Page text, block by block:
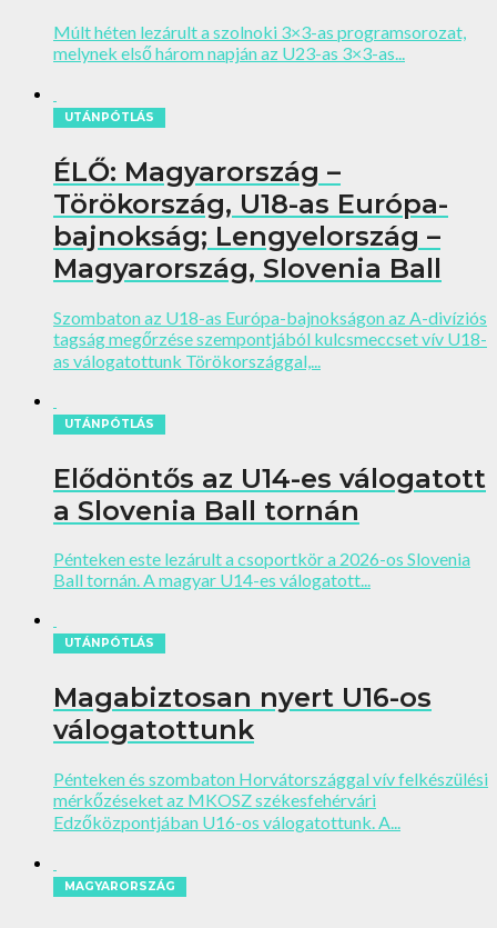
Múlt héten lezárult a szolnoki 3×3-as programsorozat,
melynek első három napján az U23-as 3×3-as...
UTÁNPÓTLÁS
ÉLŐ: Magyarország –
Törökország, U18-as Európa-
bajnokság; Lengyelország –
Magyarország, Slovenia Ball
Szombaton az U18-as Európa-bajnokságon az A-divíziós
tagság megőrzése szempontjából kulcsmeccset vív U18-
as válogatottunk Törökországgal,...
UTÁNPÓTLÁS
Elődöntős az U14-es válogatott
a Slovenia Ball tornán
Pénteken este lezárult a csoportkör a 2026-os Slovenia
Ball tornán. A magyar U14-es válogatott...
UTÁNPÓTLÁS
Magabiztosan nyert U16-os
válogatottunk
Pénteken és szombaton Horvátországgal vív felkészülési
mérkőzéseket az MKOSZ székesfehérvári
Edzőközpontjában U16-os válogatottunk. A...
MAGYARORSZÁG